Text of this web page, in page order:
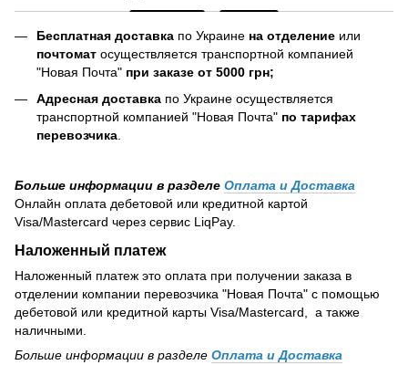
Бесплатная доставка по Украине на отделение или
почтомат осуществляется транспортной компанией
"Новая Почта" при заказе от 5000 грн;
Адресная доставка по Украине осуществляется
транспортной компанией "Новая Почта" по тарифах
перевозчика
Больше информации в разделе Оплата и Доставка
Онлайн оплата дебетовой или кредитной картой
Visa/Mastercard через сервис LiqPay.
Наложенный платеж
Наложенный платеж это оплата при получении заказа в
отделении компании перевозчика "Новая Почта" с помощью
дебетовой или кредитной карты Visa/Mastercard, а также
наличными.
Больше информации в разделе Оплата и Доставка